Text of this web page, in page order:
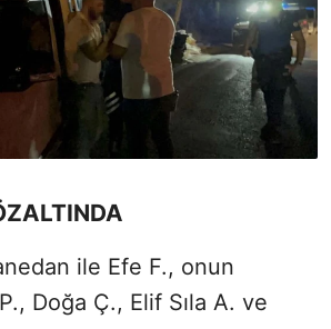
ile Efe F., onun
Doğa Ç., Elif Sıla A. ve